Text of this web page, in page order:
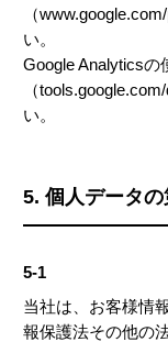
（
い。
Google Analyticsの
（
い。
5. 個人データ
5-1
当社は、お客様情
報保護法その他の